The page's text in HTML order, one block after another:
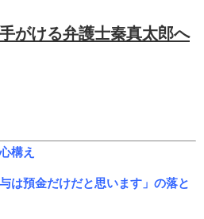
がける弁護士秦真太郎へ
構え
は預金だけだと思います」の落と